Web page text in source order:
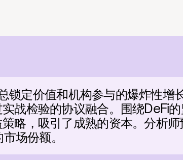
锁定价值和机构参与的爆炸性增
战检验的协议融合。围绕DeFi
略，吸引了成熟的资本。分析师
场份额。